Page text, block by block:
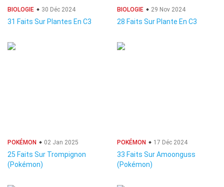
BIOLOGIE 30 Déc 2024
31 Faits Sur Plantes En C3
BIOLOGIE 29 Nov 2024
28 Faits Sur Plante En C3
POKÉMON 02 Jan 2025
25 Faits Sur Trompignon
(Pokémon)
POKÉMON 17 Déc 2024
33 Faits Sur Amoonguss
(Pokémon)